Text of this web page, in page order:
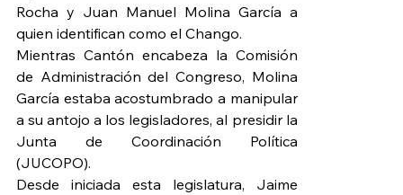
Rocha y Juan Manuel Molina García a
quien identifican como el Chango.
Mientras Cantón encabeza la Comisión
de Administración del Congreso, Molina
García estaba acostumbrado a manipular
a su antojo a los legisladores, al presidir la
Junta de Coordinación Política
(JUCOPO).
Desde iniciada esta legislatura, Jaime